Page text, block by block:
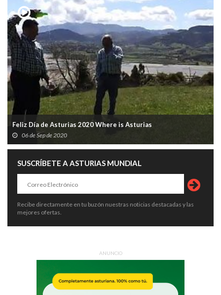
Feliz Día de Asturias 2020 Where is Asturias
06 de Sep de 2020
SUSCRÍBETE A ASTURIAS MUNDIAL
Recibe directamente en tu buzón nuestras noticias destacadas y las
mejores ofertas.
ANUNCIO